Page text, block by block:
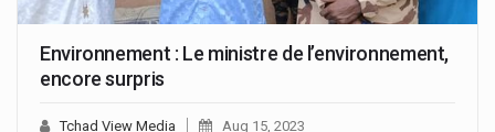
Environnement : Le ministre de l’environnement,
encore surpris
Tchad View Media Aug 15, 2023